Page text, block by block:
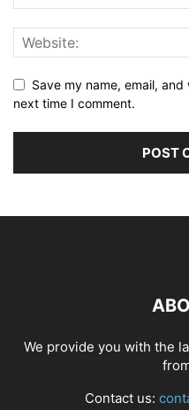
Save my name, email,
next time I comment.
We provide you with the
Contact us: